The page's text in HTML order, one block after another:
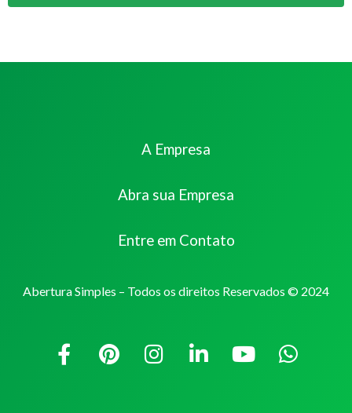
A Empresa
Abra sua Empresa
Entre em Contato
Abertura Simples – Todos os direitos Reservados © 2024